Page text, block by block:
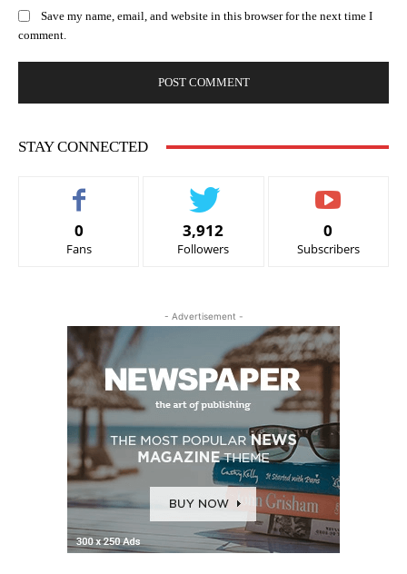
Save my name, email, and website in this browser for the next time I
comment.
STAY CONNECTED
0
Fans
3,912
Followers
0
Subscribers
- Advertisement -